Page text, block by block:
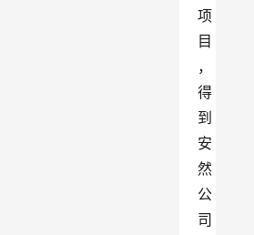
项
目
，
得
到
安
然
公
司